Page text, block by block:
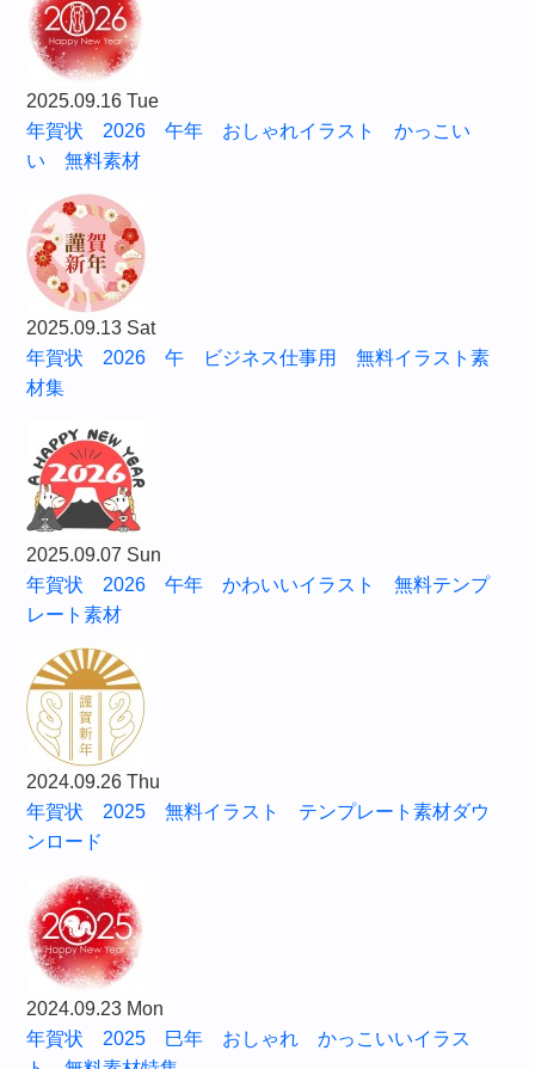
2025.09.16 Tue
年賀状 2026 午年 おしゃれイラスト かっこい
い 無料素材
2025.09.13 Sat
年賀状 2026 午 ビジネス仕事用 無料イラスト素
材集
2025.09.07 Sun
年賀状 2026 午年 かわいいイラスト 無料テンプ
レート素材
2024.09.26 Thu
年賀状 2025 無料イラスト テンプレート素材ダウ
ンロード
2024.09.23 Mon
年賀状 2025 巳年 おしゃれ かっこいいイラス